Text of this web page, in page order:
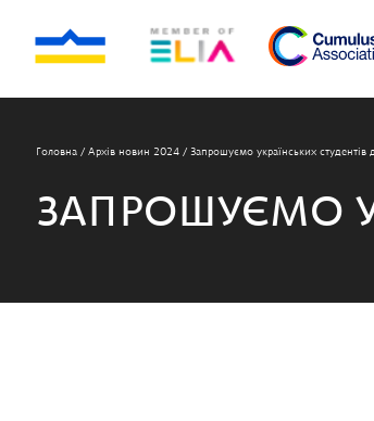
Головна / Архів новин 2024 / Запрошуємо українських студентів
ЗАПРОШУЄМО